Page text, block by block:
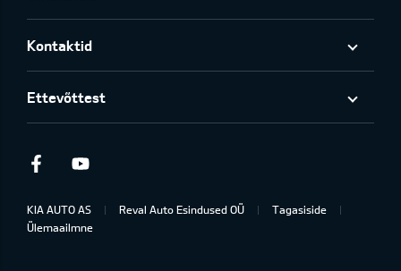
Kontaktid
Ettevõttest
Facebook
KIA AUTO AS Reval Auto Esindused OÜ
Tagasiside
Ülemaailmne